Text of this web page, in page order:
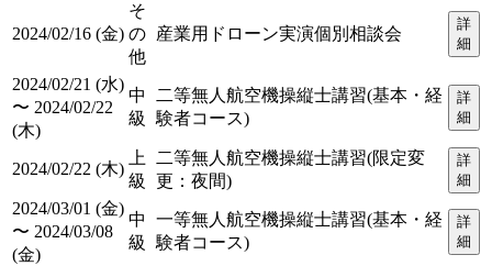
2024/02/16 (金)
そ
の
他
産業用ドローン実演個別相談会
詳
細
2024/02/21 (水)
〜 2024/02/22
(木)
中
級
二等無人航空機操縦士講習(基本・経
験者コース)
詳
細
2024/02/22 (木)
上
級
二等無人航空機操縦士講習(限定変
更：夜間)
詳
細
2024/03/01 (金)
〜 2024/03/08
(金)
中
級
一等無人航空機操縦士講習(基本・経
験者コース)
詳
細